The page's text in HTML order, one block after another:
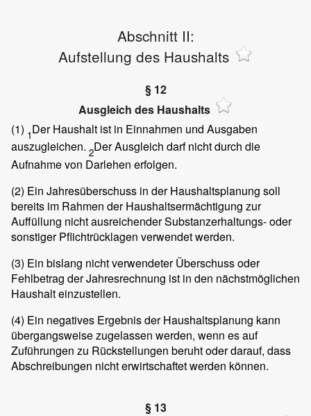
Abschnitt II:
Aufstellung des Haushalts
§ 12
Ausgleich des Haushalts
(1) 1Der Haushalt ist in Einnahmen und Ausgaben
auszugleichen. 2Der Ausgleich darf nicht durch die
Aufnahme von Darlehen erfolgen.
(2) Ein Jahresüberschuss in der Haushaltsplanung soll
bereits im Rahmen der Haushaltsermächtigung zur
Auffüllung nicht ausreichender Substanzerhaltungs- oder
sonstiger Pflichtrücklagen verwendet werden.
(3) Ein bislang nicht verwendeter Überschuss oder
Fehlbetrag der Jahresrechnung ist in den nächstmöglichen
Haushalt einzustellen.
(4) Ein negatives Ergebnis der Haushaltsplanung kann
übergangsweise zugelassen werden, wenn es auf
Zuführungen zu Rückstellungen beruht oder darauf, dass
Abschreibungen nicht erwirtschaftet werden können.
§ 13